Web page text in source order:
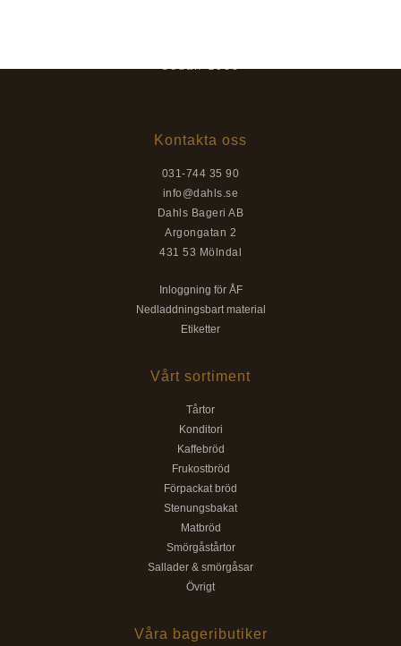
sedan 1935
Kontakta oss
031-744 35 90
info@dahls.se
Dahls Bageri AB
Argongatan 2
431 53 Mölndal
Inloggning för ÅF
Nedladdningsbart material
Etiketter
Vårt sortiment
Tårtor
Konditori
Kaffebröd
Frukostbröd
Förpackat bröd
Stenungsbakat
Matbröd
Smörgåstårtor
Sallader & smörgåsar
Övrigt
Våra bageributiker